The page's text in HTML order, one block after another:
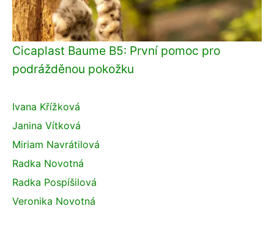
Cicaplast Baume B5: První pomoc pro
podrážděnou pokožku
Ivana Křížková
Janina Vítková
Miriam Navrátilová
Radka Novotná
Radka Pospíšilová
Veronika Novotná